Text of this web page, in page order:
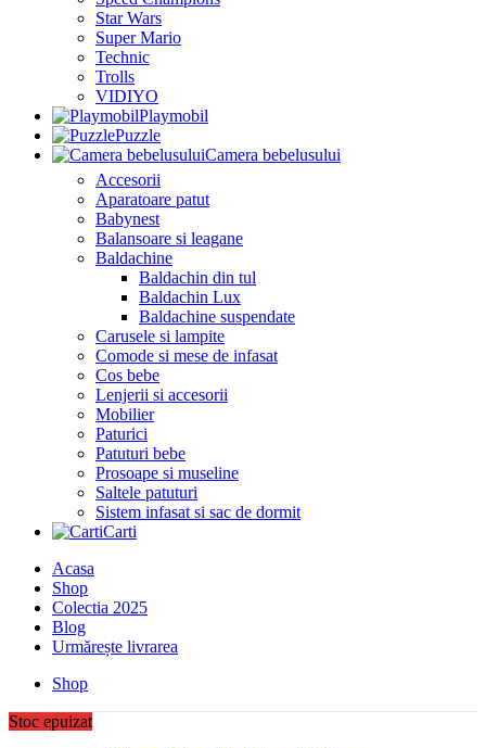
Star Wars
Super Mario
Technic
Trolls
VIDIYO
Playmobil
Puzzle
Camera bebelusului
Accesorii
Aparatoare patut
Babynest
Balansoare si leagane
Baldachine
Baldachin din tul
Baldachin Lux
Baldachine suspendate
Carusele si lampite
Comode si mese de infasat
Cos bebe
Lenjerii si accesorii
Mobilier
Paturici
Patuturi bebe
Prosoape si museline
Saltele patuturi
Sistem infasat si sac de dormit
Carti
Acasa
Shop
Colectia 2025
Blog
Urmărește livrarea
Shop
Stoc epuizat